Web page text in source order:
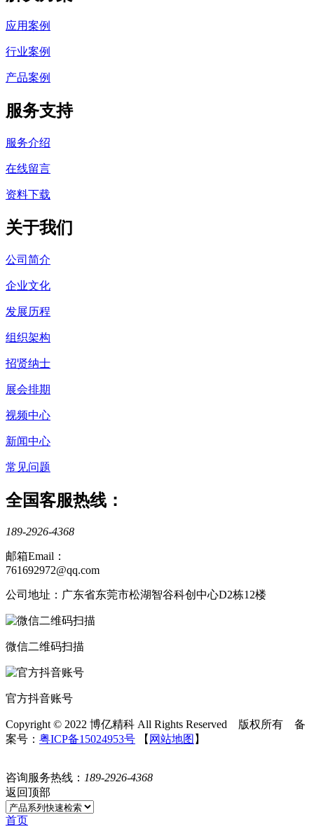
应用案例
行业案例
产品案例
服务支持
服务介绍
在线留言
资料下载
关于我们
公司简介
企业文化
发展历程
组织架构
招贤纳士
展会排期
视频中心
新闻中心
常见问题
全国客服热线：
189-2926-4368
邮箱Email：
761692972@qq.com
公司地址：广东省东莞市松湖智谷科创中心D2栋12楼
微信二维码扫描
官方抖音账号
Copyright © 2022 博亿精科 All Rights Reserved 版权所有 备
案号： 粤ICP备15024953号 【 网站地图 】
咨询服务热线： 189-2926-4368
返回顶部
首页